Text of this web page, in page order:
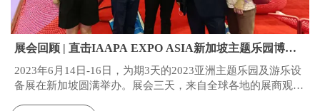
展会回顾 | 直击IAAPA EXPO ASIA新加坡主题乐园博览
会 2023展会现场！
2023年6月14日-16日，为期3天的2023亚洲主题乐园及游乐设
备展在新加坡圆满举办。展会三天，来自全球各地的展商观众